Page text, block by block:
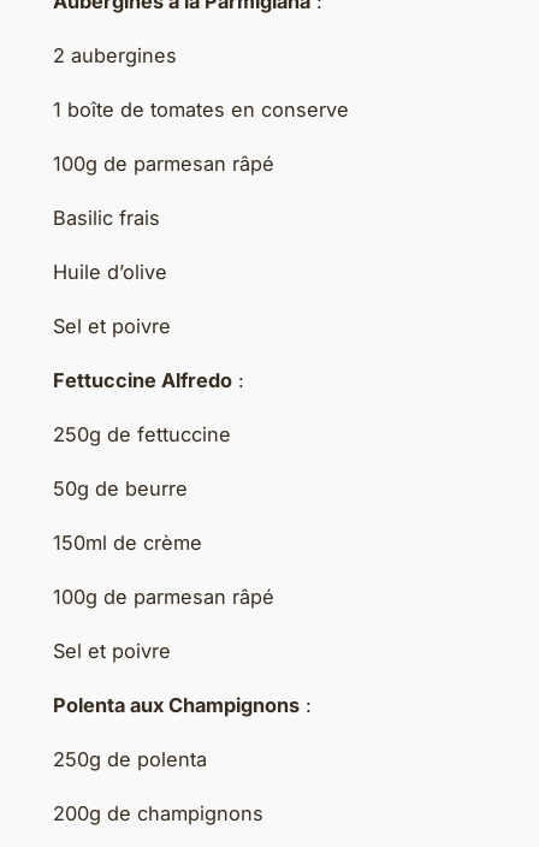
2 aubergines
1 boîte de tomates en conserve
100g de parmesan râpé
Basilic frais
Huile d’olive
Sel et poivre
Fettuccine Alfredo :
250g de fettuccine
50g de beurre
150ml de crème
100g de parmesan râpé
Sel et poivre
Polenta aux Champignons :
250g de polenta
200g de champignons